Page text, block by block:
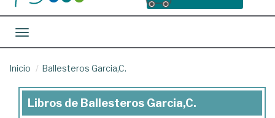
Toggle navigation
Inicio Ballesteros Garcia,C.
Libros
Libros de Ballesteros Garcia,C.